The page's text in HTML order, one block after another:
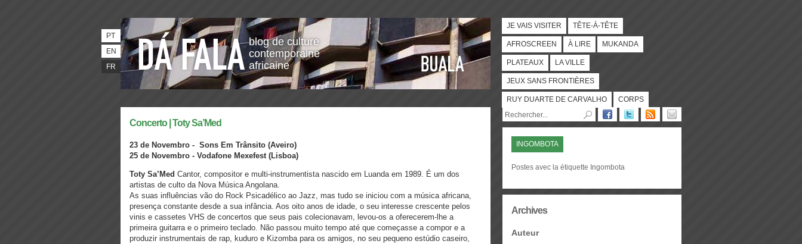
blog de culture
contemporaine
africaine
PT
EN
FR
JE VAIS VISITER TÊTE-À-TÊTE
AFROSCREEN À LIRE MUKANDA
PLATEAUX LA VILLE
JEUX SANS FRONTIÈRES
RUY DUARTE DE CARVALHO CORPS
Concerto | Toty Sa’Med
23 de Novembro - Sons Em Trânsito (Aveiro)
25 de Novembro - Vodafone Mexefest (Lisboa)
Toty Sa’Med Cantor, compositor e multi-instrumentista nascido em Luanda em 1989. É um dos
artistas de culto da Nova Música Angolana.
As suas influências vão do Rock Psicadélico ao Jazz, mas tudo se iniciou com a música africana,
presença constante desde a sua infância. Aos oito anos de idade, o seu interesse crescente pelos
vinis e cassetes VHS de concertos que seus pais colecionavam, levou-os a oferecerem-lhe a
primeira guitarra e o primeiro teclado. Não passou muito tempo até que começasse a compor e a
produzir instrumentais de rap, kuduro e Kizomba para os amigos, no seu pequeno estúdio caseiro,
INGOMBOTA
Postes avec la étiquette Ingombota
Archives
Auteur